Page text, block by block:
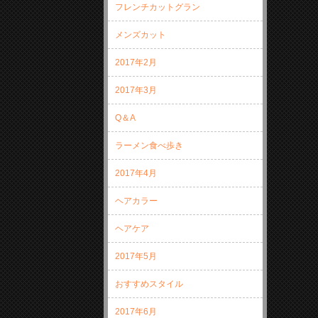
フレンチカットグラン
メンズカット
2017年2月
2017年3月
Q＆A
ラーメン食べ歩き
2017年4月
ヘアカラー
ヘアケア
2017年5月
おすすめスタイル
2017年6月